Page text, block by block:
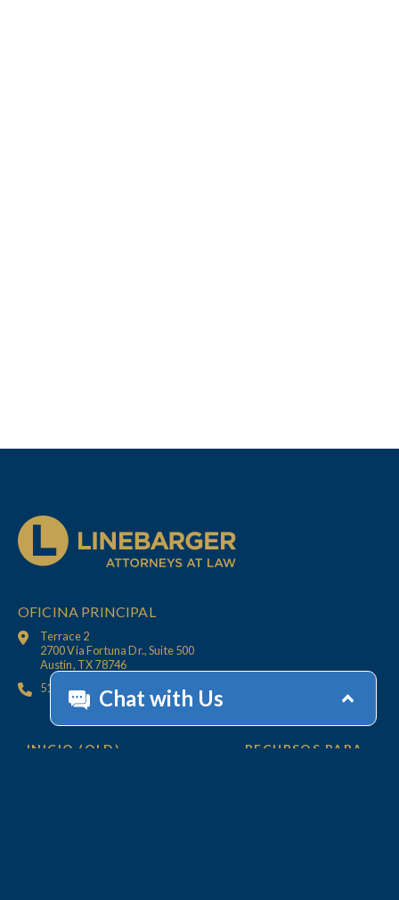
OFICINA PRINCIPAL
Terrace 2
2700 Via Fortuna Dr., Suite 500
Austin, TX 78746
512.447.6675
INICIO (OLD)
RECURSOS PARA